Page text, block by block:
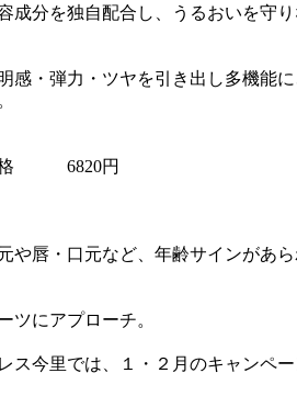
成分を独自配合し、うるおいを守り
感・弾力・ツヤを引き出し多機能
格 6820円
や唇・口元など、年齢サインがあ
ツにアプローチ。
ス今里では、１・２月のキャンペ